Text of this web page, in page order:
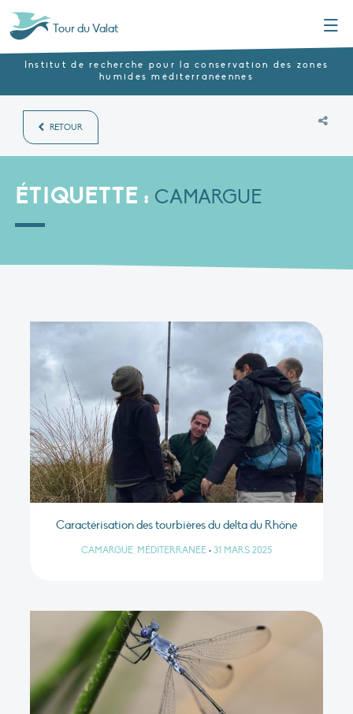
Tour du Valat
Institut de recherche pour la conservation des zones
humides méditerranéennes
RETOUR
ÉTIQUETTE : CAMARGUE
Caractérisation des tourbières du delta du Rhône
CAMARGUE, MÉDITERRANÉE • 31 MARS 2025